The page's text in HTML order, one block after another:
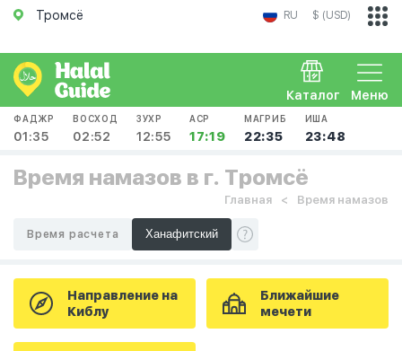
Тромсё RU $ (USD)
Меню
Каталог
ФАДЖР
01:35
ВОСХОД
02:52
ЗУХР
12:55
АСР
17:19
МАГРИБ
22:35
ИША
23:48
Время намазов в г. Тромсё
Главная Время намазов
Время расчета
Направление на
Киблу
Ближайшие
мечети